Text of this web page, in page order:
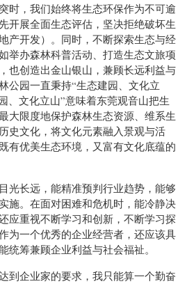
时，我们始终将生态环保作为不可逾
开展全面生态评估，坚决拒绝破坏生
产开发）。同时，不断探索生态与经
举办森林科普活动、打造生态文旅项
也创造出金山银山，兼顾长远利益与
公园一直秉持“生态建园、文化立
、文化立山”意味着东莞观音山把生
大限度地保护森林生态资源、维系生
史文化，将文化元素融入景观与活
有优美生态环境，又富有文化底蕴的
光长远，能精准预判行业趋势，能够
施。在面对困难和危机时，能冷静决
应重视不断学习和创新，不断学习探
为一个优秀的企业经营者，还应该具
统筹兼顾企业利益与社会福祉。
到企业家的要求，我只能算一个勤奋